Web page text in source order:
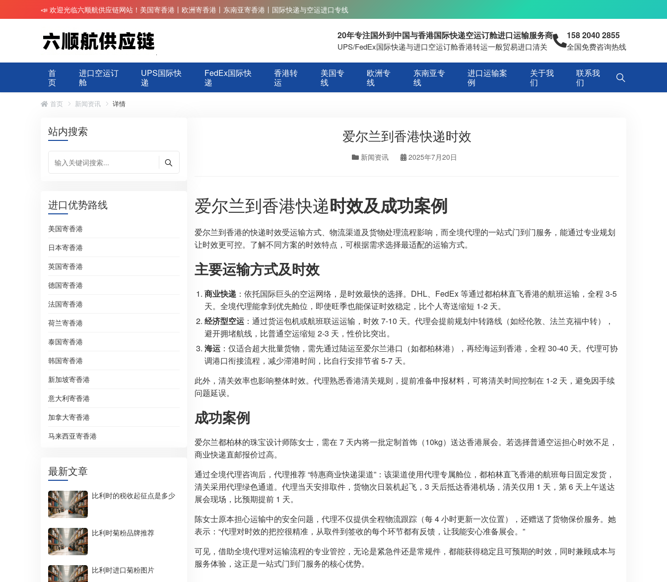
📣 欢迎光临六顺航供应链网站！美国寄香港丨欧洲寄香港丨东南亚寄香港丨国际快递与空运进口专线
20年专注国外到中国与香港国际快递空运订舱进口运输服务商
UPS/FedEx国际快递与进口空运订舱香港转运一般贸易进口清关
158 2040 2855
全国免费咨询热线
首
页
进口空运订
舱
UPS国际快
递
FedEx国际快
递
香港转
运
美国专
线
欧洲专
线
东南亚专
线
进口运输案
例
关于我
们
联系我
们
首页 新闻资讯 详情
站内搜索
进口优势路线
美国寄香港
日本寄香港
英国寄香港
德国寄香港
法国寄香港
荷兰寄香港
泰国寄香港
韩国寄香港
新加坡寄香港
意大利寄香港
加拿大寄香港
马来西亚寄香港
最新文章
比利时的税收起征点是多少
比利时菊粉品牌推荐
比利时进口菊粉图片
爱尔兰到香港快递时效
新闻资讯 2025年7月20日
爱尔兰到香港快递时效及成功案例
爱尔兰到香港的快递时效受运输方式、物流渠道及货物处理流程影响，而全境代理的一站式门到门服务，能通过专业规划
让时效更可控。了解不同方案的时效特点，可根据需求选择最适配的运输方式。
主要运输方式及时效
商业快递 ：依托国际巨头的空运网络，是时效最快的选择。DHL、FedEx 等通过都柏林直飞香港的航班运输，全程 3-5
天。全境代理能拿到优先舱位，即使旺季也能保证时效稳定，比个人寄送缩短 1-2 天。
经济型空运 ：通过货运包机或航班联运运输，时效 7-10 天。代理会提前规划中转路线（如经伦敦、法兰克福中转），
避开拥堵航线，比普通空运缩短 2-3 天，性价比突出。
海运 ：仅适合超大批量货物，需先通过陆运至爱尔兰港口（如都柏林港），再经海运到香港，全程 30-40 天。代理可协
调港口衔接流程，减少滞港时间，比自行安排节省 5-7 天。
此外，清关效率也影响整体时效。代理熟悉香港清关规则，提前准备申报材料，可将清关时间控制在 1-2 天，避免因手续
问题延误。
成功案例
爱尔兰都柏林的珠宝设计师陈女士，需在 7 天内将一批定制首饰（10kg）送达香港展会。若选择普通空运担心时效不足，
商业快递直邮报价过高。
通过全境代理咨询后，代理推荐 “特惠商业快递渠道”：该渠道使用代理专属舱位，都柏林直飞香港的航班每日固定发货，
清关采用代理绿色通道。代理当天安排取件，货物次日装机起飞，3 天后抵达香港机场，清关仅用 1 天，第 6 天上午送达
展会现场，比预期提前 1 天。
陈女士原本担心运输中的安全问题，代理不仅提供全程物流跟踪（每 4 小时更新一次位置），还赠送了货物保价服务。她
表示：“代理对时效的把控很精准，从取件到签收的每个环节都有反馈，让我能安心准备展会。”
可见，借助全境代理对运输流程的专业管控，无论是紧急件还是常规件，都能获得稳定且可预期的时效，同时兼顾成本与
服务体验，这正是一站式门到门服务的核心优势。